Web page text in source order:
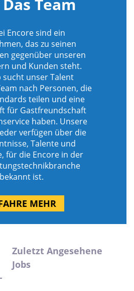
Team
Encore sind ein
das zu seinen
gegenüber unseren
und Kunden steht.
sucht unser Talent
nach Personen, die
teilen und eine
für Gastfreundschaft
haben. Unsere
verfügen über die
Talente und
für die Encore in der
bekannt ist.
MEHR
Zuletzt Angesehene
Jobs